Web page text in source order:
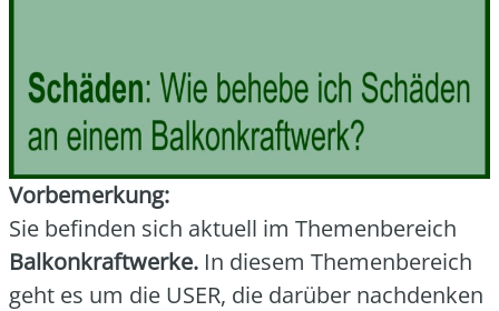
Vor­be­mer­kung:
Sie befin­den sich aktu­ell im The­men­be­reich
Bal­kon­kraft­wer­ke. In die­sem The­men­be­reich
geht es um die USER, die dar­über nach­den­ken